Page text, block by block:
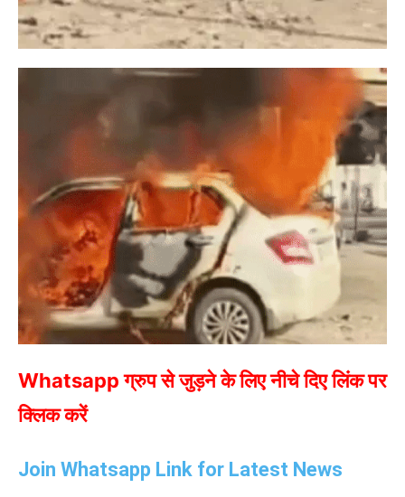
Whatsapp ग्रुप से जुड़ने के लिए नीचे दिए लिंक पर
क्लिक करें
Join Whatsapp Link for Latest News